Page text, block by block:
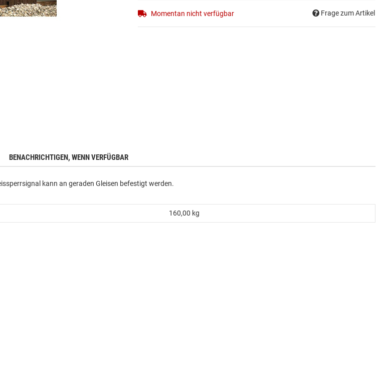
Momentan nicht verfügbar Frage zum Artikel
BENACHRICHTIGEN, WENN VERFÜGBAR
kann an geraden Gleisen befestigt werden.
160,00 kg